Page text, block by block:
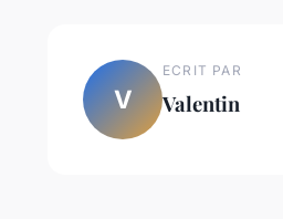
V
ECRIT PAR
Valentin